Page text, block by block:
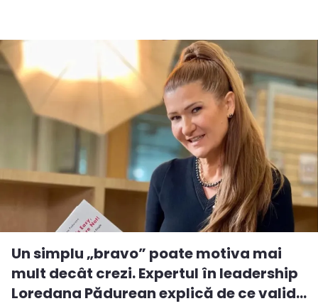
Un simplu „bravo” poate motiva mai
mult decât crezi. Expertul în leadership
Loredana Pădurean explică de ce valid...